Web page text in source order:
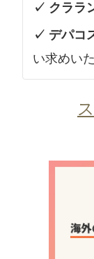
✓ クララ
✓ デパコ
い求めい